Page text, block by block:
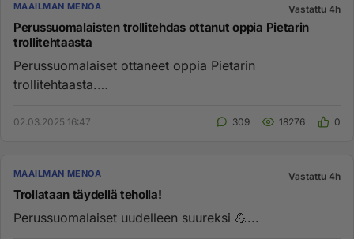
MAAILMAN MENOA Vastattu 4h
Perussuomalaisten trollitehdas ottanut oppia Pietarin
trollitehtaasta
Perussuomalaiset ottaneet oppia Pietarin
trollitehtaasta.
42ce-9ac...
02.03.2025 16:47 309 18276 0
MAAILMAN MENOA Vastattu 4h
Trollataan täydellä teholla!
Perussuomalaiset uudelleen suureksi 💪...